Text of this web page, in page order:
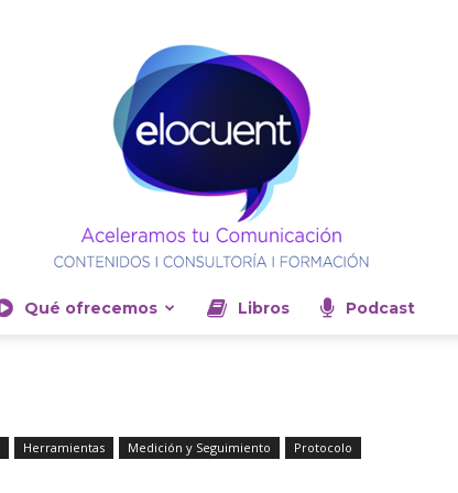
Qué ofrecemos Libros Podcast
Herramientas Medición y Seguimiento Protocolo